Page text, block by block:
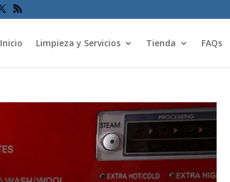
Inicio Limpieza y Servicios Tienda FAQs